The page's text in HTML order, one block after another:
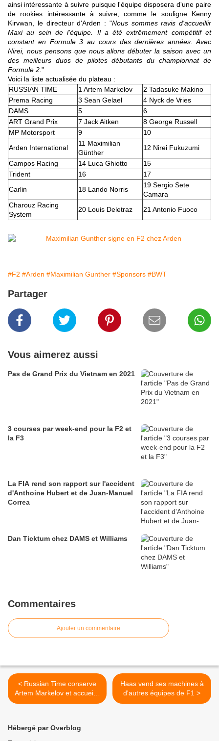
ainsi intéressante à suivre puisque l'équipe disposera d'une paire
de rookies intéressante à suivre, comme le souligne Kenny
Kirvwan, le directeur d'Arden : "Nous sommes ravis d'accueillir
Maxi au sein de l'équipe. Il a été extrêmement compétitif et
constant en Formule 3 au cours des dernières années. Avec
Nirei, nous pensons que nous allons débuter la saison avec un
des meilleurs duos de pilotes débutants du championnat de
Formule 2. "
Voici la liste actualisée du plateau :
RUSSIAN TIME
1 Artem Markelov
2 Tadasuke Makino
Prema Racing
3 Sean Gelael
4 Nyck de Vries
DAMS
5
6
ART Grand Prix
7 Jack Aitken
8 George Russell
MP Motorsport
9
10
Arden International
11 Maximilian
Günther
12 Nirei Fukuzumi
Campos Racing
14 Luca Ghiotto
15
Trident
16
17
Carlin
18 Lando Norris
19 Sergio Sete
Camara
Charouz Racing
System
20 Louis Deletraz 21 Antonio Fuoco
#F2 #Arden #Maximilian Gunther #Sponsors #BWT
Partager
Vous aimerez aussi
Pas de Grand Prix du Vietnam en 2021
3 courses par week-end pour la F2 et
la F3
La FIA rend son rapport sur l'accident
d'Anthoine Hubert et de Juan-Manuel
Correa
Dan Ticktum chez DAMS et Williams
Commentaires
Ajouter un commentaire
< Russian Time conserve
Artem Markelov et accueille
Tadasuke Makino
Haas vend ses machines à
d'autres équipes de F1 >
Hébergé par Overblog